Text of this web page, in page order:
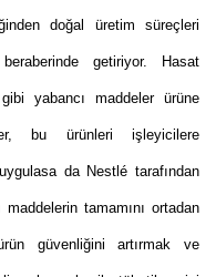
doğal üretim süreçleri
getiriyor. Hasat
yabancı maddeler ürüne
bu ürünleri işleyicilere
da Nestlé tarafından
tamamını ortadan
güvenliğini artırmak ve